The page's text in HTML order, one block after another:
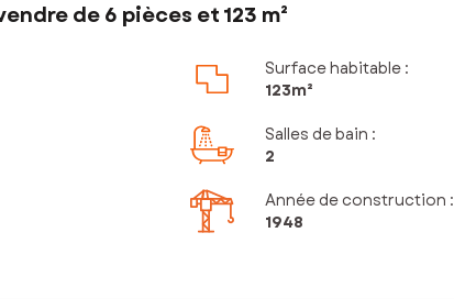
de 6 pièces et 123 m²
Surface habitable :
123m²
Salles de bain :
2
Année de construction :
1948